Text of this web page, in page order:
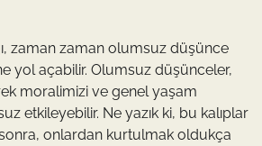
zaman zaman olumsuz düşünce
yol açabilir. Olumsuz düşünceler,
moralimizi ve genel yaşam
etkileyebilir. Ne yazık ki, bu kalıplar
onlardan kurtulmak oldukça